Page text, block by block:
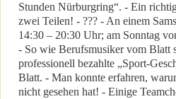
Stunden Nürburgring“. - Ein
zwei Teilen! - ??? - An einem
14:30 – 20:30 Uhr; am Sonntag
- So wie Berufsmusiker vom Blatt
professionell bezahlte „Sport-
Blatt. - Man konnte erfahren,
nicht gesehen hat! - Einige